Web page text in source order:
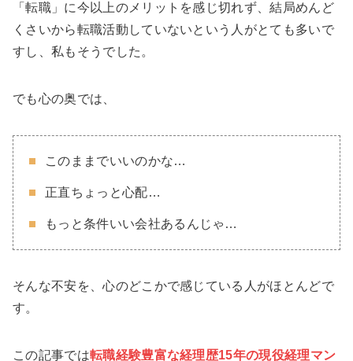
「転職」に今以上のメリットを感じ切れず、結局めんど
くさいから転職活動していないという人がとても多いで
すし、私もそうでした。
でも心の奥では、
このままでいいのかな…
正直ちょっと心配…
もっと条件いい会社あるんじゃ…
そんな不安を、心のどこかで感じている人がほとんどで
す。
この記事では転職経験豊富な経理歴15年の現役経理マン